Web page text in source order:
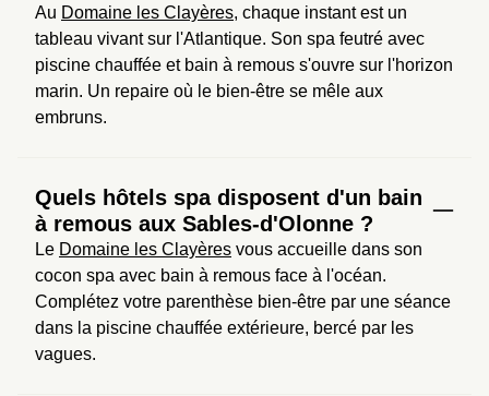
Au Domaine les Clayères, chaque instant est un
tableau vivant sur l'Atlantique. Son spa feutré avec
piscine chauffée et bain à remous s'ouvre sur l'horizon
marin. Un repaire où le bien-être se mêle aux
embruns.
Quels hôtels spa disposent d'un bain
à remous aux Sables-d'Olonne ?
Le Domaine les Clayères vous accueille dans son
cocon spa avec bain à remous face à l'océan.
Complétez votre parenthèse bien-être par une séance
dans la piscine chauffée extérieure, bercé par les
vagues.